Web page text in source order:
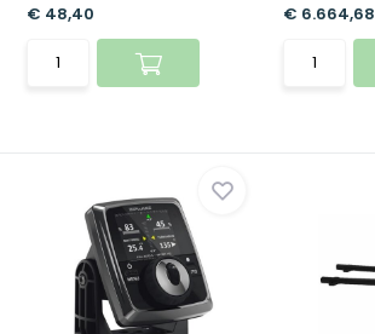
€ 48,40
€ 6.664,68